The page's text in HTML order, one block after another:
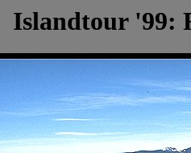
Islandtour '99: